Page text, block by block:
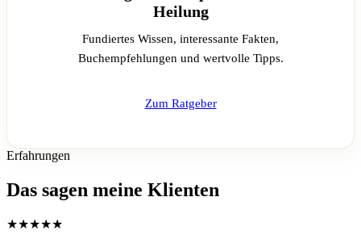
Heilung
Fundiertes Wissen, interessante Fakten,
Buchempfehlungen und wertvolle Tipps.
Zum Ratgeber
Erfahrungen
Das sagen meine Klienten
★★★★★